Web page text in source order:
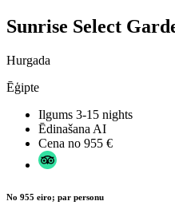
Sunrise Select
Hurgada
Ēģipte
Ilgums 3-15 nights
Ēdinašana AI
Cena no 955 €
No 955 eiro; par personu